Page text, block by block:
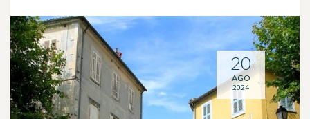
20
AGO
2024